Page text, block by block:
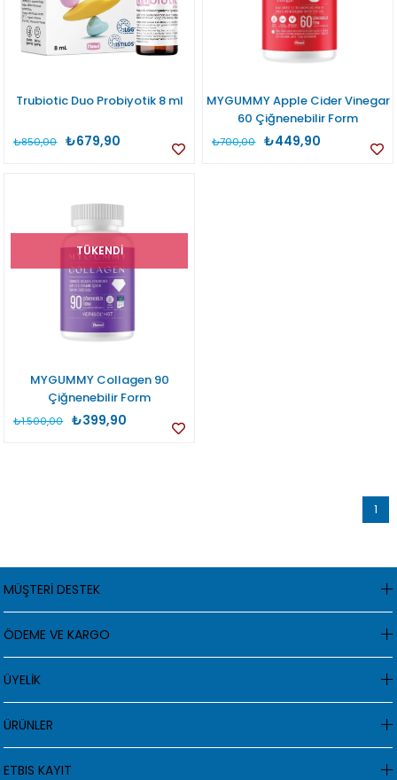
Trubiotic Duo Probiyotik 8 ml
₺679,90
₺850,00
MYGUMMY Apple Cider Vinegar
60 Çiğnenebilir Form
₺449,90
₺700,00
TÜKENDI
MYGUMMY Collagen 90
Çiğnenebilir Form
₺399,90
₺1.500,00
1
MÜŞTERİ DESTEK
ÖDEME VE KARGO
ÜYELİK
ÜRÜNLER
ETBIS KAYIT